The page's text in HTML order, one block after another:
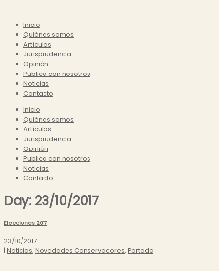
Inicio
Quiénes somos
Artículos
Jurisprudencia
Opinión
Publica con nosotros
Noticias
Contacto
Inicio
Quiénes somos
Artículos
Jurisprudencia
Opinión
Publica con nosotros
Noticias
Contacto
Day: 23/10/2017
Elecciones 2017
23/10/2017
| Noticias, Novedades Conservadores, Portada